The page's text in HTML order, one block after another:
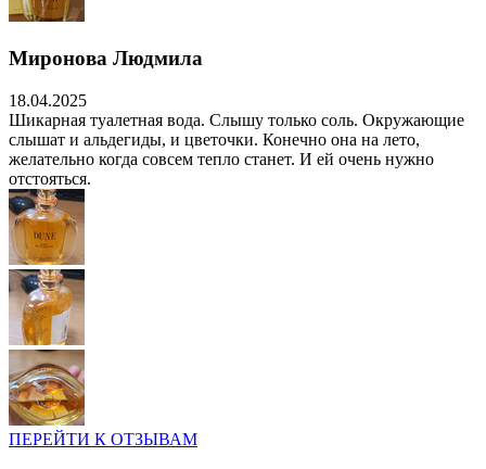
Миронова Людмила
18.04.2025
Шикарная туалетная вода. Слышу только соль. Окружающие
слышат и альдегиды, и цветочки. Конечно она на лето,
желательно когда совсем тепло станет. И ей очень нужно
отстояться.
ПЕРЕЙТИ К ОТЗЫВАМ